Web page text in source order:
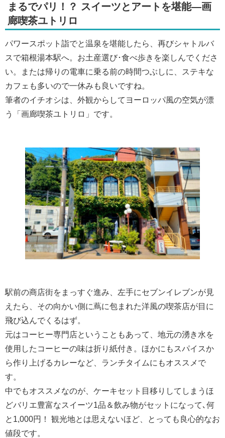
まるでパリ！？ スイーツとアートを堪能―画
廊喫茶ユトリロ
パワースポット詣でと温泉を堪能したら、再びシャトルバ
スで箱根湯本駅へ。お土産選び･食べ歩きを楽しんでくださ
い。または帰りの電車に乗る前の時間つぶしに、ステキな
カフェも多いので一休みも良いですね。
筆者のイチオシは、外観からしてヨーロッパ風の空気が漂
う「画廊喫茶ユトリロ」です。
駅前の商店街をまっすぐ進み、左手にセブンイレブンが見
えたら、その向かい側に蔦に包まれた洋風の喫茶店が目に
飛び込んでくるはず。
元はコーヒー専門店ということもあって、地元の湧き水を
使用したコーヒーの味は折り紙付き。ほかにもスパイスか
ら作り上げるカレーなど、ランチタイムにもオススメで
す。
中でもオススメなのが、ケーキセット目移りしてしまうほ
どバリエ豊富なスイーツ1品＆飲み物がセットになって､何
と1,000円！ 観光地とは思えないほど、とっても良心的なお
値段です。